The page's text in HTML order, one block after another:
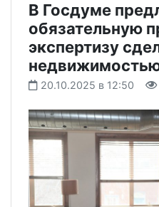
В Госдуме
обязательную
экспертизу
20.10.2025 в 12:50